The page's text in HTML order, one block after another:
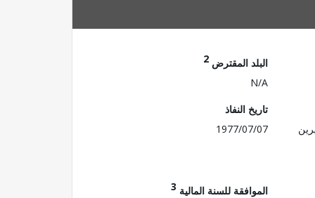
البلد المقترض 2
N/A
تاريخ النفاذ
1977/07/07
الموافقة للسنة المالية 3